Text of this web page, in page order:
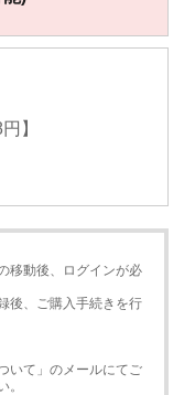
】
移動後、ログインが必
後、ご購入手続きを行
いて」のメールにてご
。